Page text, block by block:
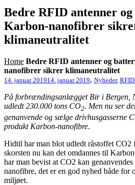
Bedre RFID antenner
Karbon-nanofibrer
klimaneutralitet
Home Bedre RFID antenner og
nanofibrer sikrer klimaneutralitet
14. januar 201914. januar 2019, Nyheder,
På forbrændingsanlægget Bir i Bergen,
udledt 230.000 tons CO2. Men nu ser
genanvende og sælge drivhusgasserne
produkt Karbon-nanofibre.
Hidtil har man blot udledt råstoffet
skorsten nu kan det omdannes til
har man bevist at CO2 kan
nanofibre, det er en god nyhed både for
miljøet.